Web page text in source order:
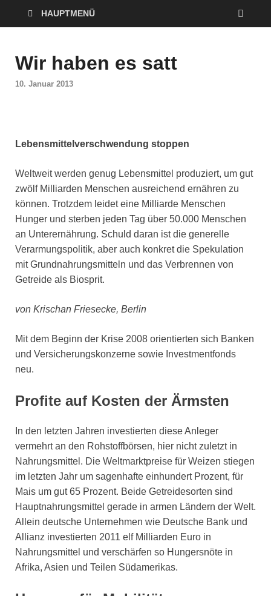
HAUPTMENÜ
Wir haben es satt
10. Januar 2013
Lebensmittelverschwendung stoppen
Weltweit werden genug Lebensmittel produziert, um gut
zwölf Milliarden Menschen ausreichend ernähren zu
können. Trotzdem leidet eine Milliarde Menschen
Hunger und sterben jeden Tag über 50.000 Menschen
an Unterernährung. Schuld daran ist die generelle
Verarmungspolitik, aber auch konkret die Spekulation
mit Grundnahrungsmitteln und das Verbrennen von
Getreide als Biosprit.
von Krischan Friesecke, Berlin
Mit dem Beginn der Krise 2008 orientierten sich Banken
und Versicherungskonzerne sowie Investmentfonds
neu.
Profite auf Kosten der Ärmsten
In den letzten Jahren investierten diese Anleger
vermehrt an den Rohstoffbörsen, hier nicht zuletzt in
Nahrungsmittel. Die Weltmarktpreise für Weizen stiegen
im letzten Jahr um sagenhafte einhundert Prozent, für
Mais um gut 65 Prozent. Beide Getreidesorten sind
Hauptnahrungsmittel gerade in armen Ländern der Welt.
Allein deutsche Unternehmen wie Deutsche Bank und
Allianz investierten 2011 elf Milliarden Euro in
Nahrungsmittel und verschärfen so Hungersnöte in
Afrika, Asien und Teilen Südamerikas.